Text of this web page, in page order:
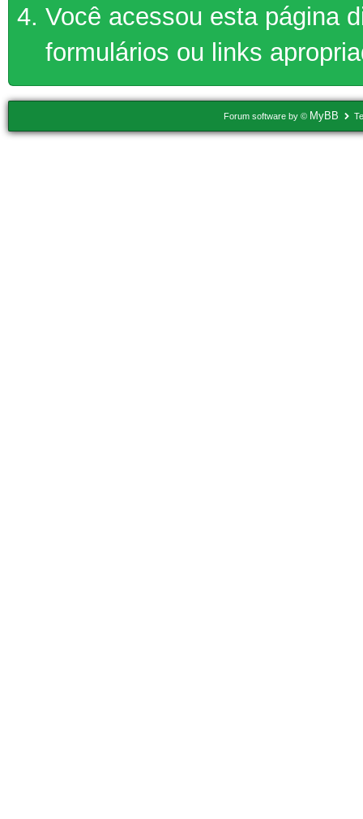
Você acessou esta página
formulários ou links
Forum software by © MyBB